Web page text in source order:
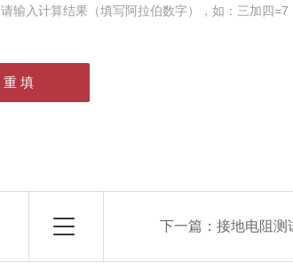
请输入计算结果（填写阿拉伯数字），如：三加四=7
下一篇： 接地电阻测